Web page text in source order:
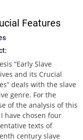
Features
“Early Slave
and its Crucial
deals with the slave
genre. For the
of the analysis of this
have chosen four
texts of
century slave